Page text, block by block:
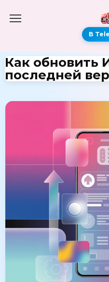
В
Как обновить
последней